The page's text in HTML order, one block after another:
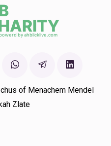
of Menachem Mendel
Zlate